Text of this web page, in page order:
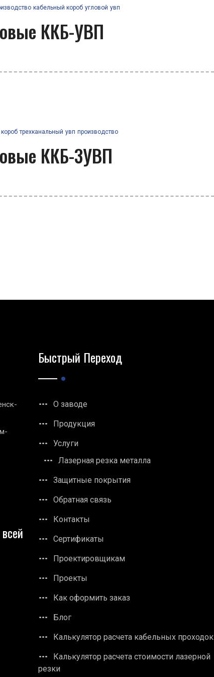
кабельный короб угловой увп
ККБ-УВП
трехканальный увп производство
ККБ-3УВП
Быстрый Переход
О заводе
Продукция
Услуги
Лазерная резка металла
Защитные покрытия
Обратная связь
Контакты
Сертификаты
Проектировщикам
Проекты
Как оформить заказ
Блог
Калькулятор расчета кабельных проходок
Калькулятор расчета стоимости лазерной
резки